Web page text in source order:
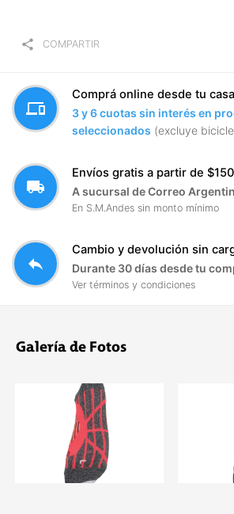
share COMPARTIR
devices
Comprá online desde tu casa
3 y 6 cuotas sin interés en
seleccionados (excluye
local_shipping
Envíos gratis a partir de
A sucursal de Correo
En S.M.Andes sin monto mínimo
reply
Cambio y devolución sin
Durante 30 días desde tu
Ver términos y condiciones
Galería de Fotos